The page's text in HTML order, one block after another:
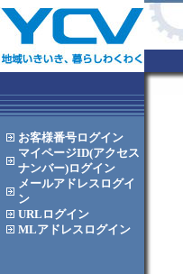
お客様番号ログイン
マイページID(アクセス
ナンバー)ログイン
メールアドレス ログイ
ン
URL ログイン
MLアドレス ログイン